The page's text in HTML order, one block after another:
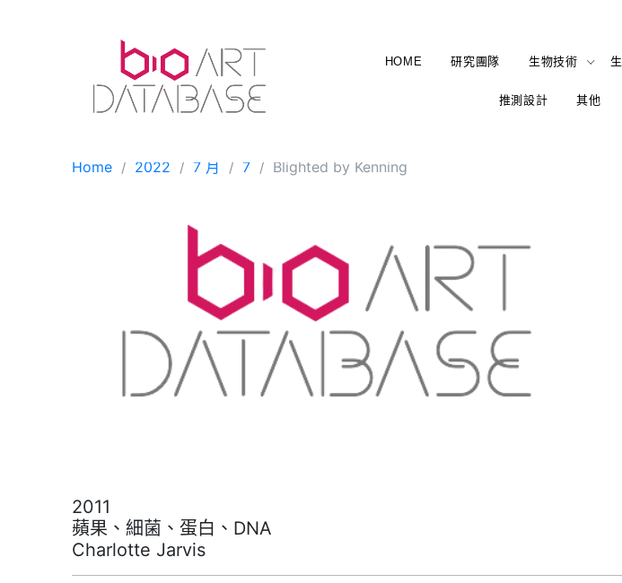
HOME 研究團隊 生物技術
推測設計 其他
Home 2022 7 月 7 Blighted by Kenning
2011
蘋果、細菌、蛋白、DNA
Charlotte Jarvis